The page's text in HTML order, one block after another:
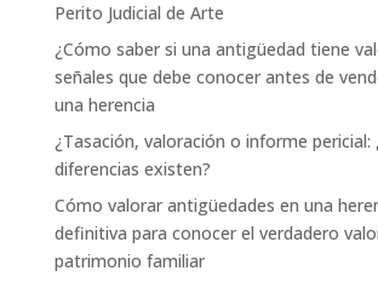
Perito Judicial de Arte
¿Cómo saber si una antigüedad tiene
señales que debe conocer antes de
una herencia
¿Tasación, valoración o informe pericial:
diferencias existen?
Cómo valorar antigüedades en una
definitiva para conocer el verdadero
patrimonio familiar